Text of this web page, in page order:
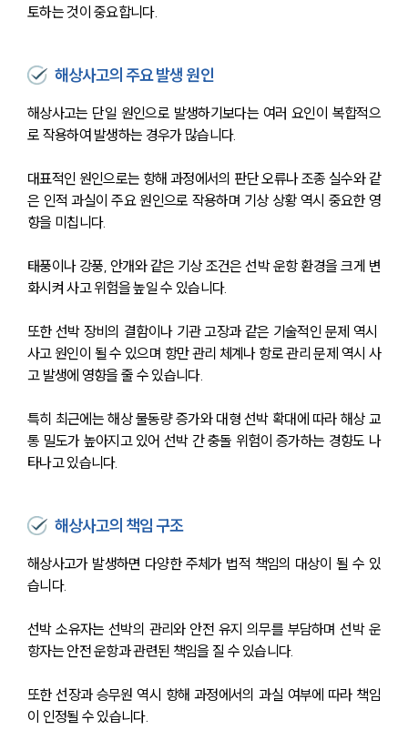
토하는 것이 중요합니다.
해상사고의 주요 발생 원인
해상사고는 단일 원인으로 발생하기보다는 여러 요인이 복합적으
로 작용하여 발생하는 경우가 많습니다.
대표적인 원인으로는 항해 과정에서의 판단 오류나 조종 실수와 같
은 인적 과실이 주요 원인으로 작용하며 기상 상황 역시 중요한 영
향을 미칩니다.
태풍이나 강풍, 안개와 같은 기상 조건은 선박 운항 환경을 크게 변
화시켜 사고 위험을 높일 수 있습니다.
또한 선박 장비의 결함이나 기관 고장과 같은 기술적인 문제 역시
사고 원인이 될 수 있으며 항만 관리 체계나 항로 관리 문제 역시 사
고 발생에 영향을 줄 수 있습니다.
특히 최근에는 해상 물동량 증가와 대형 선박 확대에 따라 해상 교
통 밀도가 높아지고 있어 선박 간 충돌 위험이 증가하는 경향도 나
타나고 있습니다.
해상사고의 책임 구조
해상사고가 발생하면 다양한 주체가 법적 책임의 대상이 될 수 있
습니다.
선박 소유자는 선박의 관리와 안전 유지 의무를 부담하며 선박 운
항자는 안전 운항과 관련된 책임을 질 수 있습니다.
또한 선장과 승무원 역시 항해 과정에서의 과실 여부에 따라 책임
이 인정될 수 있습니다.